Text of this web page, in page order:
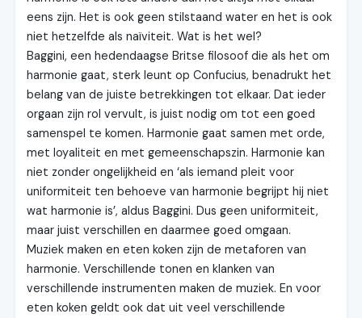
eens zijn. Het is ook geen stilstaand water en het is ook
niet hetzelfde als naïviteit. Wat is het wel?
Baggini, een hedendaagse Britse filosoof die als het om
harmonie gaat, sterk leunt op Confucius, benadrukt het
belang van de juiste betrekkingen tot elkaar. Dat ieder
orgaan zijn rol vervult, is juist nodig om tot een goed
samenspel te komen. Harmonie gaat samen met orde,
met loyaliteit en met gemeenschapszin. Harmonie kan
niet zonder ongelijkheid en ‘als iemand pleit voor
uniformiteit ten behoeve van harmonie begrijpt hij niet
wat harmonie is’, aldus Baggini. Dus geen uniformiteit,
maar juist verschillen en daarmee goed omgaan.
Muziek maken en eten koken zijn de metaforen van
harmonie. Verschillende tonen en klanken van
verschillende instrumenten maken de muziek. En voor
eten koken geldt ook dat uit veel verschillende